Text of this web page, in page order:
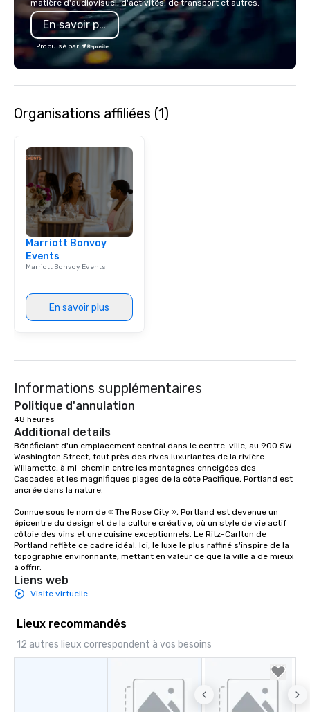
also a certified WOSB.
matière d'audiovisuel, d'activités, de transport et autres.
En savoir plus
Propulsé par
Organisations affiliées (1)
Marriott Bonvoy
Events
Marriott Bonvoy Events
En savoir plus
Informations supplémentaires
Politique d'annulation
48 heures
Additional details
Bénéficiant d'un emplacement central dans le centre-ville, au 900 SW
Washington Street, tout près des rives luxuriantes de la rivière
Willamette, à mi-chemin entre les montagnes enneigées des
Cascades et les magnifiques plages de la côte Pacifique, Portland est
ancrée dans la nature.
Connue sous le nom de « The Rose City », Portland est devenue un
épicentre du design et de la culture créative, où un style de vie actif
côtoie des vins et une cuisine exceptionnels. Le Ritz-Carlton de
Portland reflète ce cadre idéal. Ici, le luxe le plus raffiné s'inspire de la
topographie environnante, mettant en valeur ce que la ville a de mieux
à offrir.
Liens web
Visite virtuelle
Lieux recommandés
12 autres lieux correspondent à vos besoins